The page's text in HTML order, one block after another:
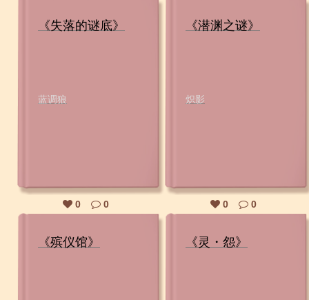
《失落的谜底》
蓝调狼
0 0
《潜渊之谜》
炽影
0 0
《殡仪馆》 《灵・怨》